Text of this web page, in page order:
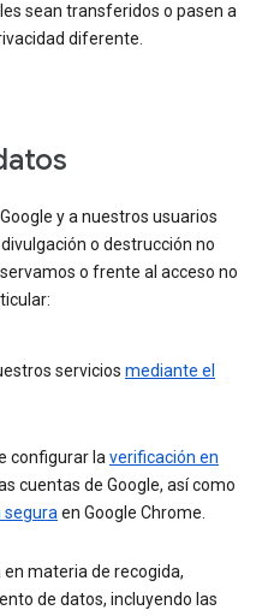
sean transferidos o pasen a
diferente.
y a nuestros usuarios
o destrucción no
o frente al acceso no
servicios mediante el
configurar laverificación en
cuentas de Google, así como
seguraen Google Chrome.
materia de recogida,
de datos, incluyendo las